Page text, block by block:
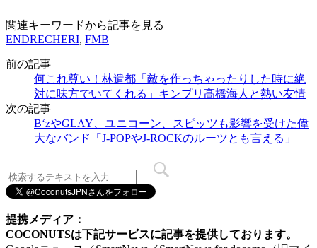
関連キーワードから記事を見る
ENDRECHERI, FMB
前の記事
何これ尊い！林遣都「敵を作っちゃったりした時に絶
対に味方でいてくれる」キンプリ髙橋海人と熱い友情
次の記事
B‘zやGLAY、ユニコーン、スピッツも影響を受けた偉
大なバンド「J-POPやJ-ROCKのルーツとも言える」
提携メディア：
COCONUTSは下記サービスに記事を提供しております。